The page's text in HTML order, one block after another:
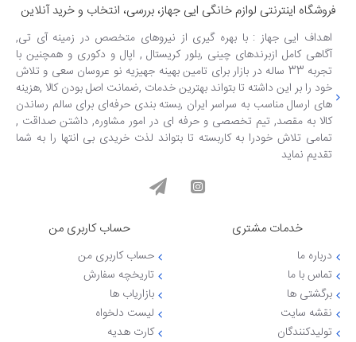
فروشگاه اینترنتی لوازم خانگی ایی جهاز، بررسی، انتخاب و خرید آنلاین
اهداف ایی جهاز : با بهره گیری از نیروهای متخصص در زمینه آی تی,
آگاهی کامل ازبرندهای چینی ,بلور کریستال , اپال و دکوری و همچنین با
تجربه 33 ساله در بازار برای تامین بهینه جهیزیه نو عروسان سعی و تلاش
خود را بر این داشته تا بتواند بهترین خدمات ,ضمانت اصل بودن کالا ,هزینه
های ارسال مناسب به سراسر ایران ,بسته بندی حرفه‌ای برای سالم رساندن
کالا به مقصد, تیم تخصصی و حرفه ای در امور مشاوره, داشتن صداقت ,
تمامی تلاش خودرا به کاربسته تا بتواند لذت خریدی بی انتها را به شما
تقدیم نماید
خدمات مشتری
درباره ما
تماس با ما
برگشتی ها
نقشه سایت
تولیدکنندگان
حساب کاربری من
حساب کاربری من
تاریخچه سفارش
بازاریاب ها
لیست دلخواه
کارت هدیه